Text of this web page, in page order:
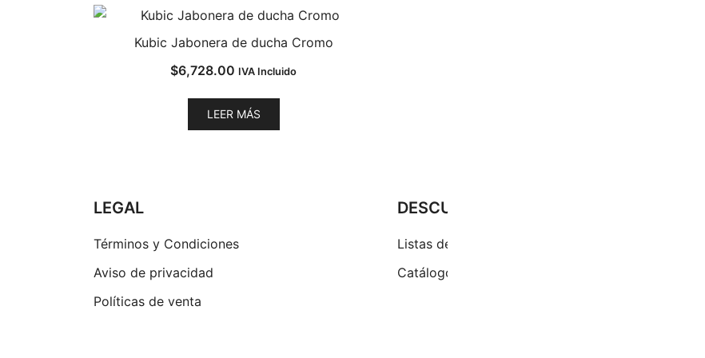
Kubic Jabonera de ducha Cromo
$6,728.00 IVA Incluido
LEER MÁS
LEGAL
Términos y Condiciones
Aviso de privacidad
Políticas de venta
DESCUBRE
Listas de precios
Catálogos